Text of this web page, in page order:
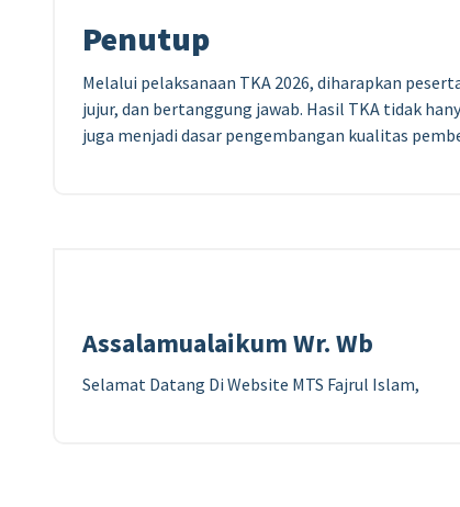
Penutup
Melalui pelaksanaan TKA 2026, diharapkan
jujur, dan bertanggung jawab. Hasil TKA tidak
juga menjadi dasar pengembangan kualitas
Assalamualaikum Wr. Wb
Selamat Datang Di Website MTS Fajrul Islam,